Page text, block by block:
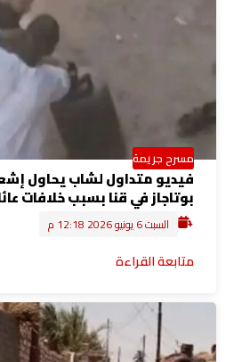
مسرح جريمة
فيديو متداول لشاب يحاول
بوتاجاز في قنا بسبب خلافات
السبت 6 يونيو 2026 12:18 م
متابعة القراءة